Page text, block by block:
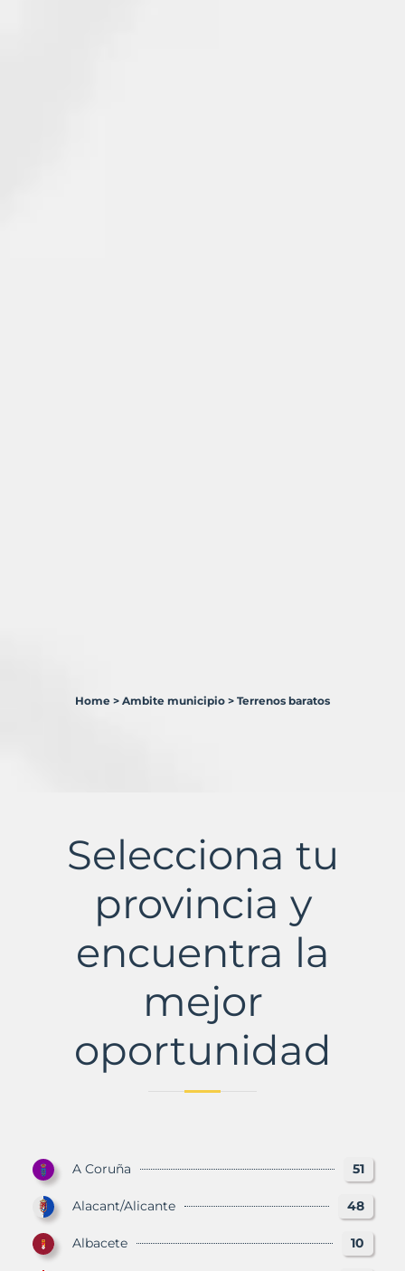
Murbalands
Home > Ambite municipio > Terrenos baratos
Selecciona tu
provincia y
encuentra la
mejor
oportunidad
A Coruña 51
Alacant/Alicante 48
Albacete 10